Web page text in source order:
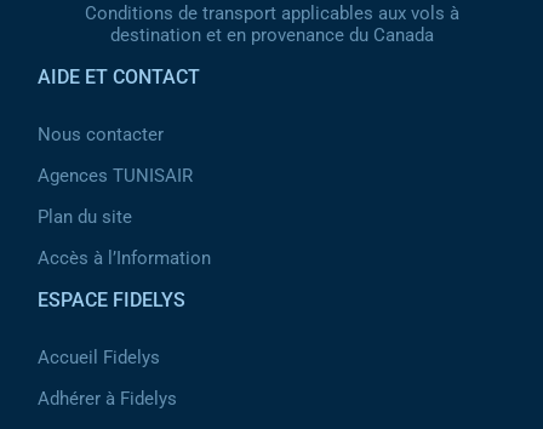
Conditions de transport applicables aux vols à
destination et en provenance du Canada
AIDE ET CONTACT
Nous contacter
Agences TUNISAIR
Plan du site
Accès à l’Information
ESPACE FIDELYS
Accueil Fidelys
Adhérer à Fidelys